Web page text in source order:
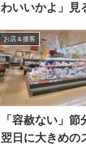
わいいかよ」見
お店＆接客
「容赦ない」節
翌日に大きめの